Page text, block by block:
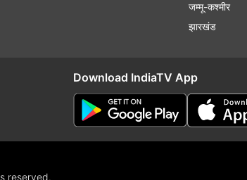
जम्मू-कश्मीर
झारखंड
Download IndiaTV App
reserved.